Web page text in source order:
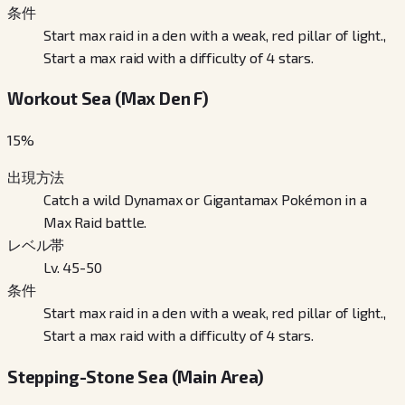
条件
Start max raid in a den with a weak, red pillar of light.,
Start a max raid with a difficulty of 4 stars.
Workout Sea (Max Den F)
15%
出現方法
Catch a wild Dynamax or Gigantamax Pokémon in a
Max Raid battle.
レベル帯
Lv. 45-50
条件
Start max raid in a den with a weak, red pillar of light.,
Start a max raid with a difficulty of 4 stars.
Stepping-Stone Sea (Main Area)